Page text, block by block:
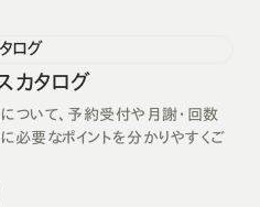
カタログ
ついて、予約受付や月謝・回数
必要なポイントを分かりやすくご